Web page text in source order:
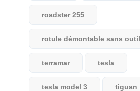
roadster 255
rotule démontable sans outil
terramar tesla
tesla model 3 tiguan